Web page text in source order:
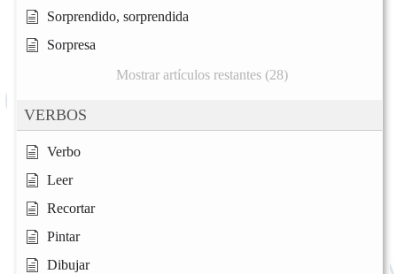
Sorprendido, sorprendida
Sorpresa
Mostrar artículos restantes (28)
VERBOS
Verbo
Leer
Recortar
Pintar
Dibujar